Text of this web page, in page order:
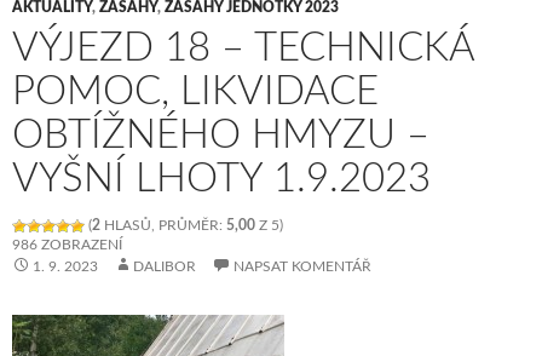
AKTUALITY, ZÁSAHY, ZÁSAHY JEDNOTKY 2023
VÝJEZD 18 – TECHNICKÁ
POMOC, LIKVIDACE
OBTÍŽNÉHO HMYZU –
VYŠNÍ LHOTY 1.9.2023
(2 HLASŮ, PRŮMĚR: 5,00 Z 5)
986 ZOBRAZENÍ
1. 9. 2023
DALIBOR NAPSAT KOMENTÁŘ